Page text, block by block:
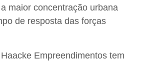
maior concentração urbana
de resposta das forças
Haacke Empreendimentos tem